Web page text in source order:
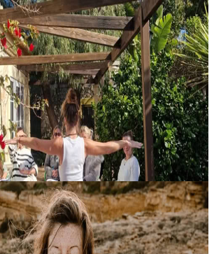
Yoga
vengono proposte pratiche, lezioni e
a tornare al tuo centro e a riconnetterti
di beatitudine, Ananda. SLOW FLOW (tutti
per le date disponibili